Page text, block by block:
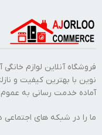
فروشگاه آنلاین لوازم
نوین با بهترین کیفیت و
آماده خدمت رسانی به
ما را در شبکه های اجتماعی